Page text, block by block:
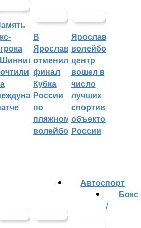
В
Ярославле
отменили
финал
Кубка
России
по
пляжному
волейболу
Ярославский
волейбольный
центр
вошел в
число
лучших
спортивных
объектов
России
Автоспорт
Бокс
/